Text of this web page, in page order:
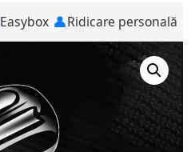
Easybox 👤Ridicare personală